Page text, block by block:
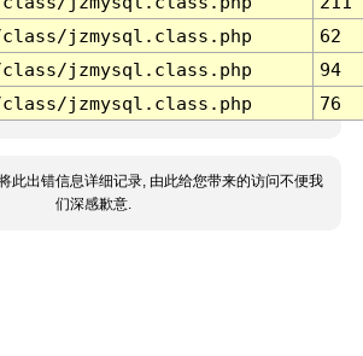
jzmysql.class.php
62
jzmysql.class.php
94
jzmysql.class.php 76
此出错信息详细记录, 由此给您带来的访问不便我
们深感歉意.